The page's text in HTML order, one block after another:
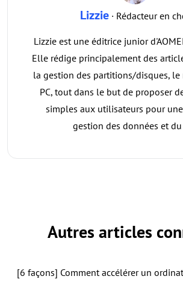
Lizzie · Rédacteur en
Lizzie est une éditrice junior
Elle rédige principalement des
la gestion des partitions/disques, le
PC, tout dans le but de proposer
simples aux utilisateurs pour
gestion des données et du
Autres articles
[6 façons] Comment accélérer un